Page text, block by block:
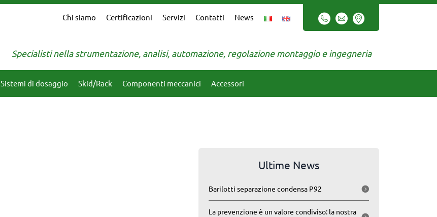
Chi siamo Certificazioni Servizi Contatti News
Specialisti nella strumentazione, analisi, automazione, regolazione montaggio e ingegneria
Sistemi di dosaggio Skid/Rack Componenti meccanici Accessori
Ultime News
Barilotti separazione condensa P92
La prevenzione è un valore condiviso: la nostra